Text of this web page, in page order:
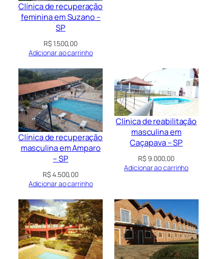
Clínica de recuperação
feminina em Suzano –
SP
R$1.500,00
Adicionar ao carrinho
Clínica de recuperação
masculina em Amparo
– SP
R$4.500,00
Adicionar ao carrinho
Clínica de reabilitação
masculina em
Caçapava – SP
R$ 9.000,00
Adicionar ao carrinho